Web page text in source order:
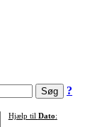
?
Hjælp til Dato: